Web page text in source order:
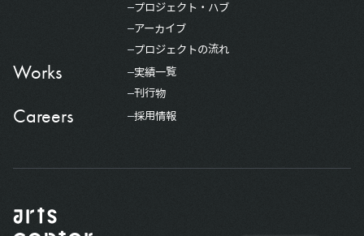
プロジェクト・ハブ
アーカイブ
プロジェクトの流れ
Works
実績一覧
刊行物
Careers 採用情報